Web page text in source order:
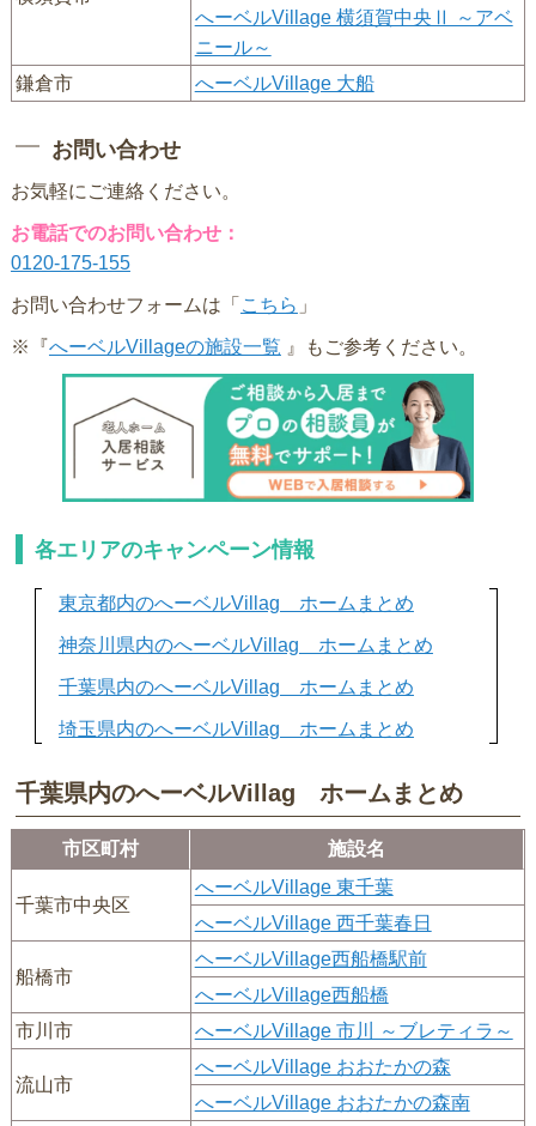
へーベルVillage 横須賀中央Ⅱ ～アベ
ニール～
鎌倉市
へーベルVillage 大船
お問い合わせ
お気軽にご連絡ください。
お電話でのお問い合わせ：
0120-175-155
お問い合わせフォームは「 こちら 」
※『へーベルVillageの施設一覧 』もご参考ください。
各エリアのキャンペーン情報
東京都内のへーベルVillag ホームまとめ
神奈川県内のへーベルVillag ホームまとめ
千葉県内のへーベルVillag ホームまとめ
埼玉県内のへーベルVillag ホームまとめ
千葉県内のへーベルVillag ホームまとめ
市区町村 施設名
千葉市中央区
へーベルVillage 東千葉
へーベルVillage 西千葉春日
船橋市
ヘーベルVillage西船橋駅前
へーベルVillage西船橋
市川市
へーベルVillage 市川 ～ブレティラ～
流山市
へーベルVillage おおたかの森
へーベルVillage おおたかの森南